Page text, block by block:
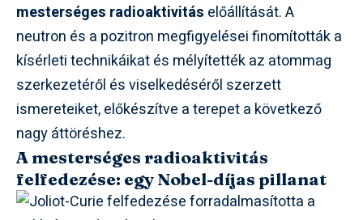
mesterséges radioaktivitás előállítását. A
neutron és a pozitron megfigyelései finomították a
kísérleti technikáikat és mélyítették az atommag
szerkezetéről és viselkedéséről szerzett
ismereteiket, előkészítve a terepet a következő
nagy áttöréshez.
A mesterséges radioaktivitás
felfedezése: egy Nobel-díjas pillanat